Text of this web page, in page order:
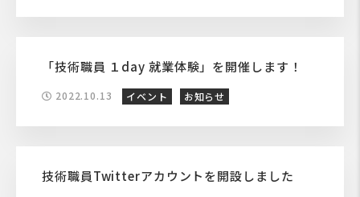
「技術職員 １day 就業体験」を開催します！
2022.10.13 イベント お知らせ
技術職員Twitterアカウントを開設しました